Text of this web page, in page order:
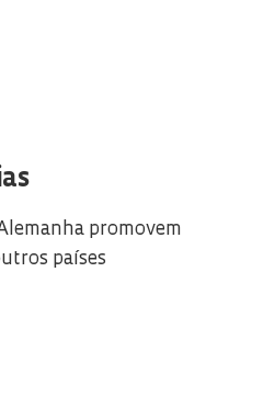
promovem
países